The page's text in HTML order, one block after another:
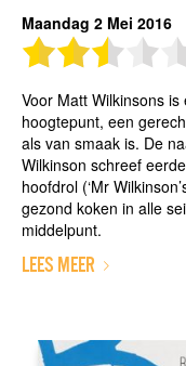
Maandag 2 Mei 2016
Voor Matt Wilkinsons
hoogtepunt, een
als van smaak is. De
Wilkinson schreef
hoofdrol (‘Mr
gezond koken in alle
middelpunt.
LEES MEER